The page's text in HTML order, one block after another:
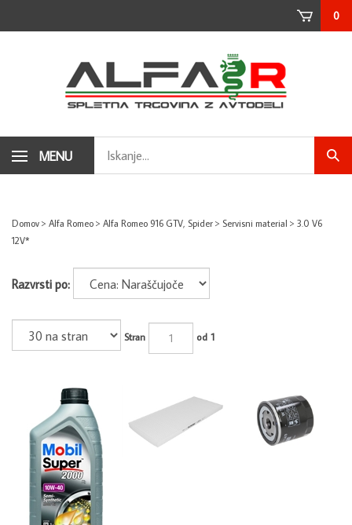
0
MENU
store
Domov > Alfa Romeo > Alfa Romeo 916 GTV, Spider > Servisni material > 3.0 V6
12V*
Razvrsti po:
Stran od 1